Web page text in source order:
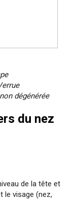
tempe
dégénérée
du nez
de la tête et
le visage (nez,